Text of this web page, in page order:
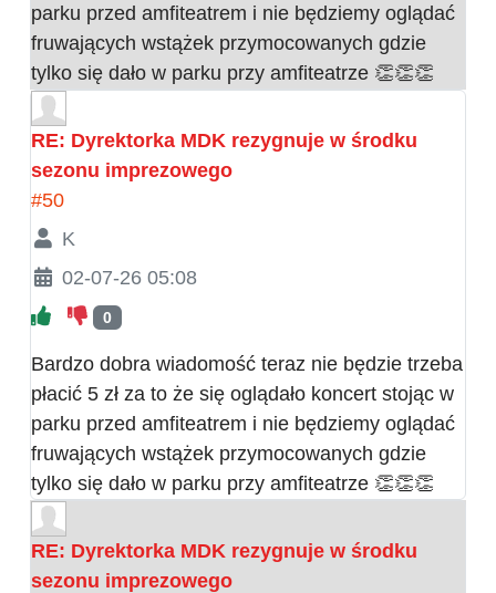
parku przed amfiteatrem i nie będziemy oglądać
fruwających wstążek przymocowanych gdzie
tylko się dało w parku przy amfiteatrze 👏👏👏
RE: Dyrektorka MDK rezygnuje w środku
sezonu imprezowego
#50
K
02-07-26 05:08
0
Bardzo dobra wiadomość teraz nie będzie trzeba
płacić 5 zł za to że się oglądało koncert stojąc w
parku przed amfiteatrem i nie będziemy oglądać
fruwających wstążek przymocowanych gdzie
tylko się dało w parku przy amfiteatrze 👏👏👏
RE: Dyrektorka MDK rezygnuje w środku
sezonu imprezowego